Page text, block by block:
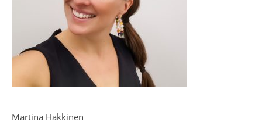
Martina Häkkinen